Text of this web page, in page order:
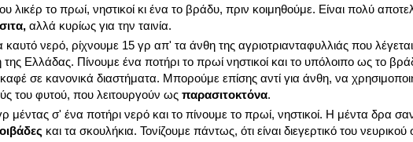
λικέρ το πρωί, νηστικοί κι ένα το βράδυ, πριν κοιμηθούμε. Είναι πολύ
αλλά κυρίως για την ταινία.
καυτό νερό, ρίχνουμε 15 γρ απ' τα άνθη της αγριοτριανταφυλλιάς που
Ελλάδας. Πίνουμε ένα ποτήρι το πρωί νηστικοί και το υπόλοιπο ως το
καφέ σε κανονικά διαστήματα. Μπορούμε επίσης αντί για άνθη, να
του φυτού, που λειτουργούν ως παρασιτοκτόνα.
μέντας σ' ένα ποτήρι νερό και το πίνουμε το πρωί, νηστικοί. Η μέντα δρα
και τα σκουλήκια. Τονίζουμε πάντως, ότι είναι διεγερτικό του